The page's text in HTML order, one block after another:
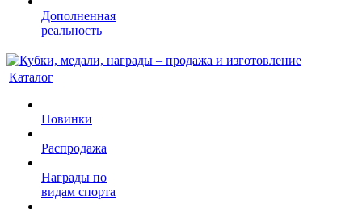
Дополненная
реальность
Каталог
Новинки
Распродажа
Награды по
видам спорта